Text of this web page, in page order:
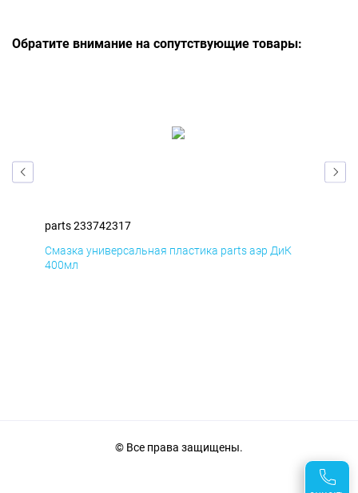
Обратите внимание на сопутствующие товары:
parts 233742317
Смазка универсальная пластика parts аэр ДиК
400мл
© Все права защищены.